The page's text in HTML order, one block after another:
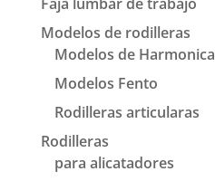
Modelos de rodilleras
Modelos de Harmonica
Modelos Fento
Rodilleras articularas
Rodilleras
para alicatadores